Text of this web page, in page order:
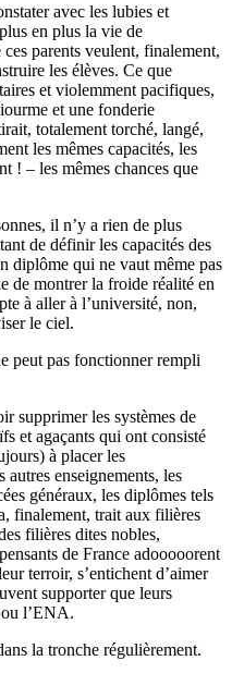
avec les lubies et
en plus la vie de
parents veulent, finalement,
les élèves. Ce que
et violemment pacifiques,
et une fonderie
totalement torché, langé,
les mêmes capacités, les
! – les mêmes chances que
il n’y a rien de plus
de définir les capacités des
diplôme qui ne vaut même pas
de montrer la froide réalité en
à aller à l’université, non,
le ciel.
peut pas fonctionner rempli
supprimer les systèmes de
et agaçants qui ont consisté
à placer les
autres enseignements, les
généraux, les diplômes tels
finalement, trait aux filières
filières dites nobles,
de France adooooorent
terroir, s’entichent d’aimer
supporter que leurs
l’ENA.
la tronche régulièrement.